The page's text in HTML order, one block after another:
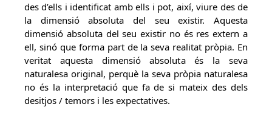
des d’ells i identificat amb ells i pot, així, viure des de
la dimensió absoluta del seu existir. Aquesta
dimensió absoluta del seu existir no és res extern a
ell, sinó que forma part de la seva realitat pròpia. En
veritat aquesta dimensió absoluta és la seva
naturalesa original, perquè la seva pròpia naturalesa
no és la interpretació que fa de si mateix des dels
desitjos / temors i les expectatives.